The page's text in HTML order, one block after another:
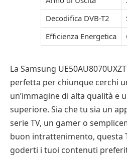
Decodifica DVB-T2
Efficienza Energetica
La Samsung
perfetta per chiunque cerchi
un’immagine di alta qualità e
superiore. Sia che tu sia un
serie TV, un gamer o
buon intrattenimento, questa
goderti i tuoi contenuti